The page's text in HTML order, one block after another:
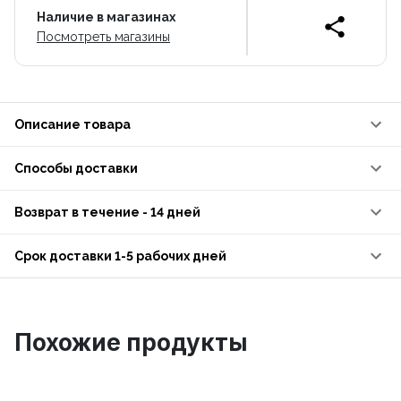
Наличие в магазинах
Посмотреть магазины
Описание товара
Способы доставки
Возврат в течение - 14 дней
Срок доставки 1-5 рабочих дней
Похожие продукты